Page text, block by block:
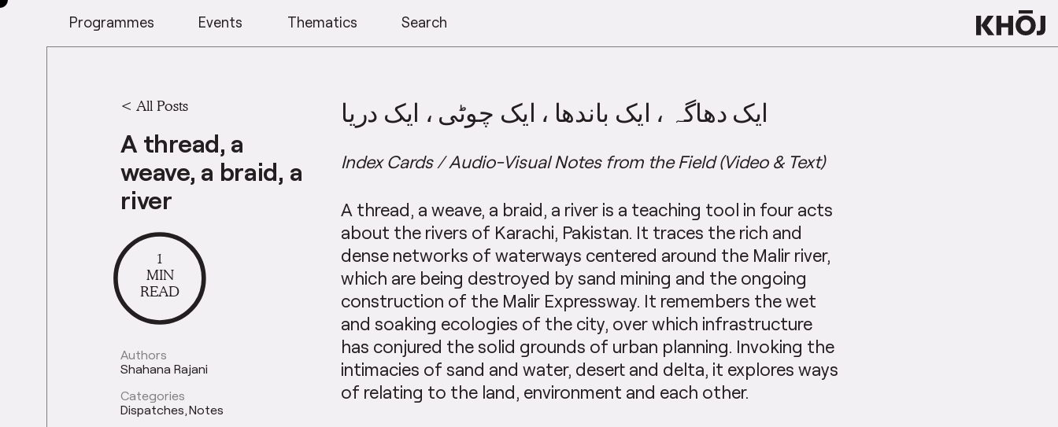
Programmes Events Thematics Search
< All Posts
A thread, a
weave, a braid, a
river
1
MIN
READ
Authors
Shahana Rajani
Categories
Dispatches Notes
ایک دھاگہ ، ایک باندھا ، ایک چوٹی ، ایک دریا
Index Cards / Audio-Visual Notes from the Field (Video & Text)
A thread, a weave, a braid, a river is a teaching tool in four acts
about the rivers of Karachi, Pakistan. It traces the rich and
dense networks of waterways centered around the Malir river,
which are being destroyed by sand mining and the ongoing
construction of the Malir Expressway. It remembers the wet
and soaking ecologies of the city, over which infrastructure
has conjured the solid grounds of urban planning. Invoking the
intimacies of sand and water, desert and delta, it explores ways
of relating to the land, environment and each other.